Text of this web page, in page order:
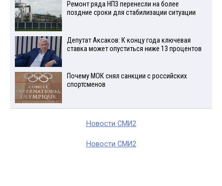
Ремонт ряда НПЗ перенесли на более
поздние сроки для стабилизации ситуации
Депутат Аксаков: К концу года ключевая
ставка может опуститься ниже 13 процентов
Почему МОК снял санкции с российских
спортсменов
Новости СМИ2
Новости СМИ2